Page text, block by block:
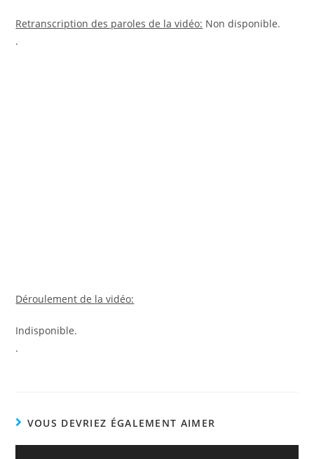
Retranscription des paroles de la vidéo: Non disponible.
.
Déroulement de la vidéo:
Indisponible.
.
VOUS DEVRIEZ ÉGALEMENT AIMER